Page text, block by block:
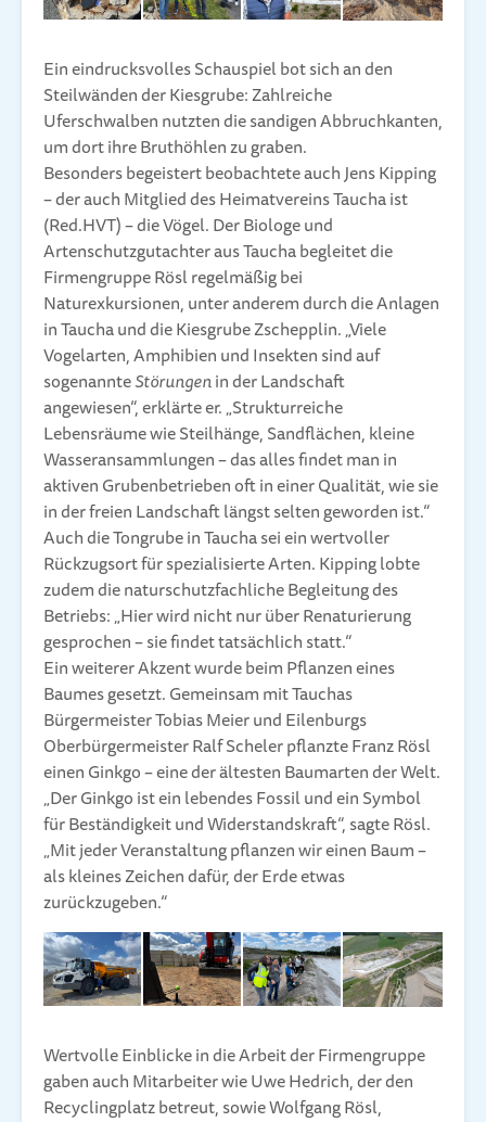
Ein eindrucksvolles Schauspiel bot sich an den
Steilwänden der Kiesgrube: Zahlreiche
Uferschwalben nutzten die sandigen Abbruchkanten,
um dort ihre Bruthöhlen zu graben.
Besonders begeistert beobachtete auch Jens Kipping
– der auch Mitglied des Heimatvereins Taucha ist
(Red.HVT) – die Vögel. Der Biologe und
Artenschutzgutachter aus Taucha begleitet die
Firmengruppe Rösl regelmäßig bei
Naturexkursionen, unter anderem durch die Anlagen
in Taucha und die Kiesgrube Zschepplin. „Viele
Vogelarten, Amphibien und Insekten sind auf
sogenannteStörungenin der Landschaft
angewiesen“, erklärte er. „Strukturreiche
Lebensräume wie Steilhänge, Sandflächen, kleine
Wasseransammlungen – das alles findet man in
aktiven Grubenbetrieben oft in einer Qualität, wie sie
in der freien Landschaft längst selten geworden ist.“
Auch die Tongrube in Taucha sei ein wertvoller
Rückzugsort für spezialisierte Arten. Kipping lobte
zudem die naturschutzfachliche Begleitung des
Betriebs: „Hier wird nicht nur über Renaturierung
gesprochen – sie findet tatsächlich statt.“
Ein weiterer Akzent wurde beim Pflanzen eines
Baumes gesetzt. Gemeinsam mit Tauchas
Bürgermeister Tobias Meier und Eilenburgs
Oberbürgermeister Ralf Scheler pflanzte Franz Rösl
einen Ginkgo – eine der ältesten Baumarten der Welt.
„Der Ginkgo ist ein lebendes Fossil und ein Symbol
für Beständigkeit und Widerstandskraft“, sagte Rösl.
„Mit jeder Veranstaltung pflanzen wir einen Baum –
als kleines Zeichen dafür, der Erde etwas
zurückzugeben.“
Wertvolle Einblicke in die Arbeit der Firmengruppe
gaben auch Mitarbeiter wie Uwe Hedrich, der den
Recyclingplatz betreut, sowie Wolfgang Rösl,